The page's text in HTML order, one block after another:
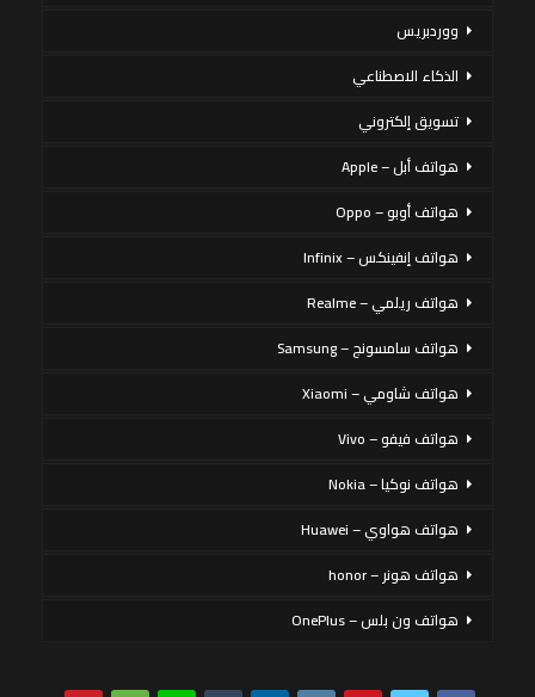
ووردبريس
الذكاء الاصطناعي
تسويق إلكتروني
هواتف أبل – Apple
هواتف أوبو – Oppo
هواتف إنفينكس – Infinix
هواتف ريلمي – Realme
هواتف سامسونج – Samsung
هواتف شاومي – Xiaomi
هواتف فيفو – Vivo
هواتف نوكيا – Nokia
هواتف هواوي – Huawei
هواتف هونر – honor
هواتف ون بلس – OnePlus